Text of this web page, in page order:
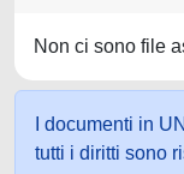
Non ci sono file
I documenti in
tutti i diritti sono